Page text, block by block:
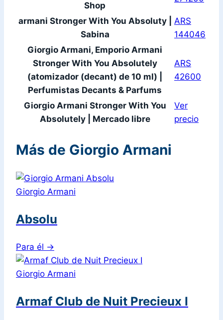
Shop
armani Stronger With You Absoluty |
Sabina
ARS
144046
Giorgio Armani, Emporio Armani
Stronger With You Absolutely
(atomizador (decant) de 10 ml) |
Perfumistas Decants & Parfums
ARS
42600
Giorgio Armani Stronger With You
Absolutely | Mercado libre
Ver
precio
Más de Giorgio Armani
Giorgio Armani
Absolu
Para él →
Giorgio Armani
Armaf Club de Nuit Precieux I